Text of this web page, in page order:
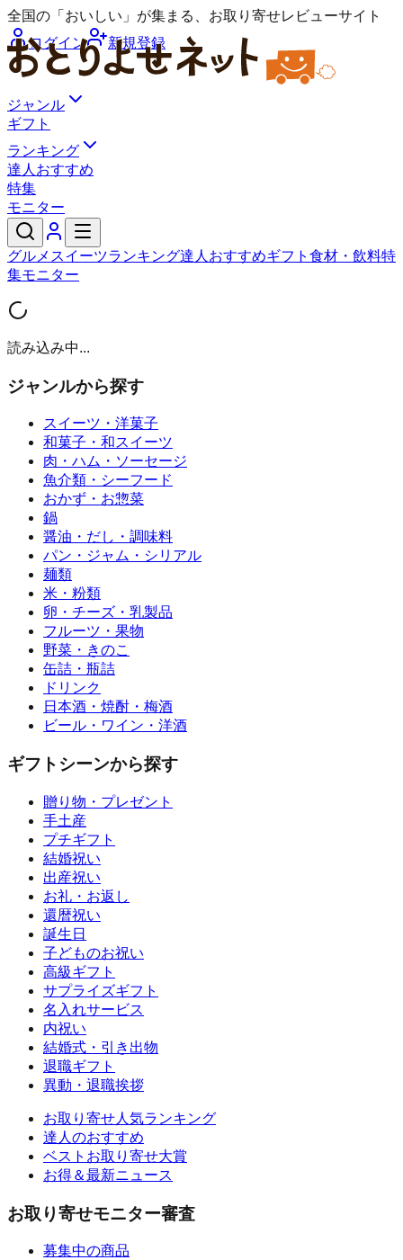
全国の「おいしい」が集まる、お取り寄せレビューサイト
ログイン
新規登録
ジャンル
ギフト
ランキング
達人おすすめ
特集
モニター
グルメ スイーツランキング達人おすすめギフト 食材・飲料特
集モニター
読み込み中...
ジャンルから探す
スイーツ・洋菓子
和菓子・和スイーツ
肉・ハム・ソーセージ
魚介類・シーフード
おかず・お惣菜
鍋
醤油・だし・調味料
パン・ジャム・シリアル
麺類
米・粉類
卵・チーズ・乳製品
フルーツ・果物
野菜・きのこ
缶詰・瓶詰
ドリンク
日本酒・焼酎・梅酒
ビール・ワイン・洋酒
ギフトシーンから探す
贈り物・プレゼント
手土産
プチギフト
結婚祝い
出産祝い
お礼・お返し
還暦祝い
誕生日
子どものお祝い
高級ギフト
サプライズギフト
名入れサービス
内祝い
結婚式・引き出物
退職ギフト
異動・退職挨拶
お取り寄せ人気ランキング
達人のおすすめ
ベストお取り寄せ大賞
お得＆最新ニュース
お取り寄せモニター審査
募集中の商品